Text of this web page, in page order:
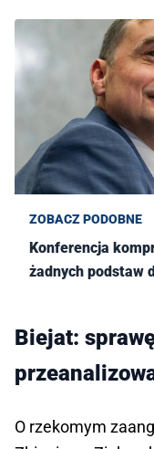
ZOBACZ PODOBNE
Konferencja
żadnych podstaw
Biejat:
O rzekomym